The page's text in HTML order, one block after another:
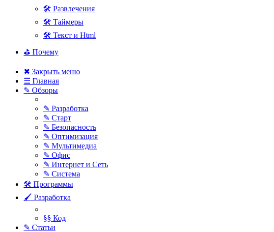
🛠 Развлечения
🛠 Таймеры
🛠 Текст и Html
⛳ Почему
✖ Закрыть меню
☰ Главная
✎ Обзоры
✎ Разработка
✎ Старт
✎ Безопасность
✎ Оптимизация
✎ Мультимедиа
✎ Офис
✎ Интернет и Сеть
✎ Система
🛠 Программы
🖌 Разработка
§§ Код
✎ Статьи